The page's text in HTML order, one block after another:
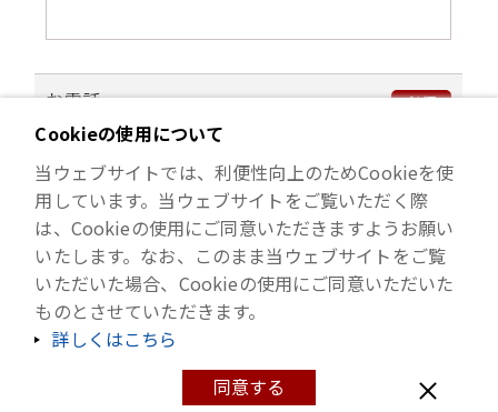
当社グループは、取得した個人情報を適切に
に定める例外事由に該当する場合を除き、ご
本人様の個人情報を第三者（但し、法令上、
この第三者に該当しない者を除きます。）に
提供いたしません。
万が一、当社グループが個人情報の第三者へ
の提供をする場合には、あらかじめご本人様
へ通知し又はご本人様が容易に知り得る状態
に置くとともに、個人情報保護委員会への届
出を行うなど、法令に定める事項を遵守しま
お電話 必須
- -
Copyright © ISHIHARA SANGYO KAISHA, LTD. All Rights Reserved.
Cookieの使用について
当ウェブサイトでは、利便性向上のためCookieを使
用しています。当ウェブサイトをご覧いただく際
は、Cookieの使用にご同意いただきますようお願い
いたします。なお、このまま当ウェブサイトをご覧
いただいた場合、Cookieの使用にご同意いただいた
ものとさせていただきます。
詳しくはこちら
同意する